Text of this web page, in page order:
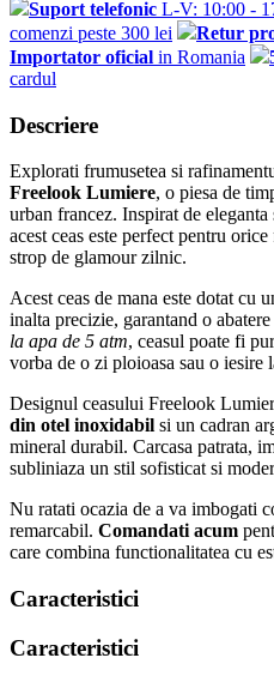
Suport telefonic L-V: 10:00 -
comenzi peste 300 lei
Retur
Importator oficial in Romania
cardul
Descriere
Explorati frumusetea si
Freelook Lumiere, o piesa de
urban francez. Inspirat de
acest ceas este perfect pentru
strop de glamour zilnic.
Acest ceas de mana este dotat cu
inalta precizie, garantand o
la apa de 5 atm, ceasul poate fi
vorba de o zi ploioasa sau o iesire
Designul ceasului Freelook
din otel inoxidabil si un cadran
mineral durabil. Carcasa patrata,
subliniaza un stil sofisticat si
Nu ratati ocazia de a va imbogati
remarcabil. Comandati acum
care combina functionalitatea cu
Caracteristici
Caracteristici